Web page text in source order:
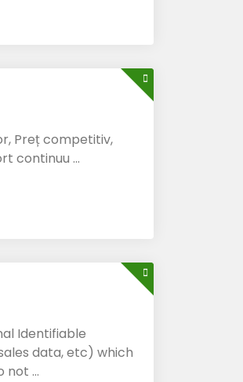
Preț competitiv,
continuu ...
Identifiable
data, etc) which
not ...